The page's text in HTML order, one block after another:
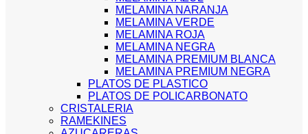
MELAMINA NARANJA
MELAMINA VERDE
MELAMINA ROJA
MELAMINA NEGRA
MELAMINA PREMIUM BLANCA
MELAMINA PREMIUM NEGRA
PLATOS DE PLASTICO
PLATOS DE POLICARBONATO
CRISTALERIA
RAMEKINES